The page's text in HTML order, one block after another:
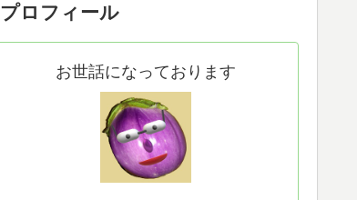
プロフィール
お世話になっております